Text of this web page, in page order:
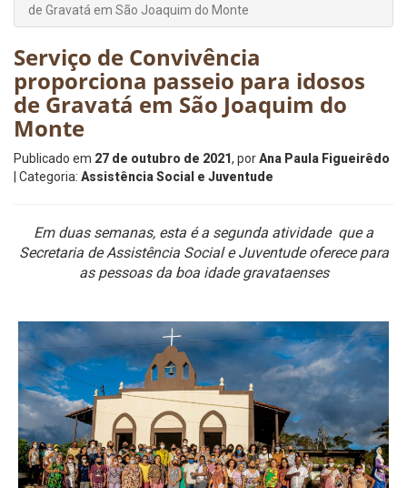
de Gravatá em São Joaquim do Monte
Serviço de Convivência
proporciona passeio para idosos
de Gravatá em São Joaquim do
Monte
Publicado em 27 de outubro de 2021, porAna Paula Figueirêdo
| Categoria: Assistência Social e Juventude
Em duas semanas, esta é a segunda atividade que a
Secretaria de Assistência Social e Juventude oferece para
as pessoas da boa idade gravataenses